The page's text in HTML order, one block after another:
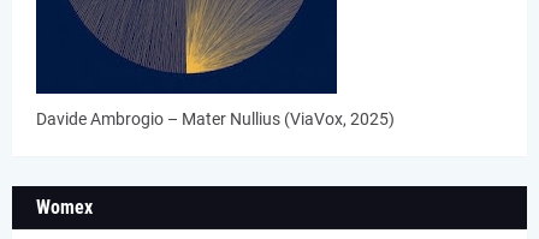
Davide Ambrogio – Mater Nullius (ViaVox, 2025)
Womex